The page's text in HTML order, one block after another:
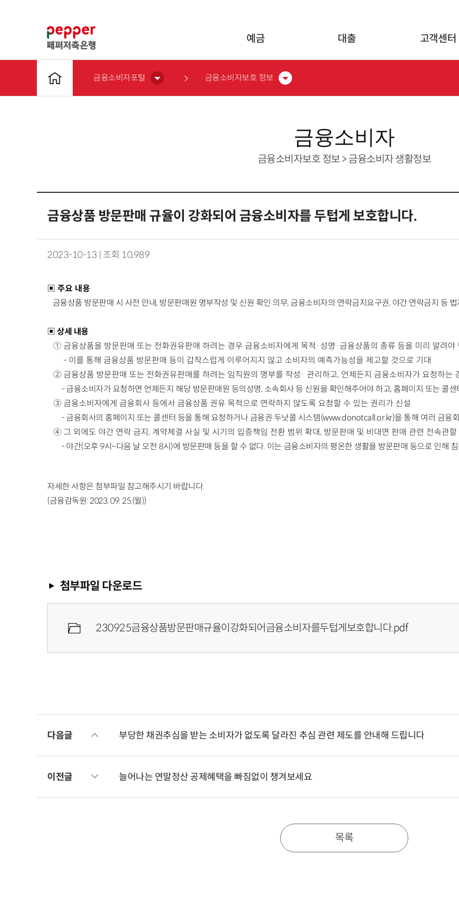
예금 대출 고객센터
금융소비자포털 금융소비자보호 정보
금융소비자
금융소비자보호 정보 > 금융소비자 생활정보
금융상품 방문판매 규율이 강화되어 금융소비자를 두텁게 보호합니다.
2023-10-13 | 조회 10,989
▣ 주요 내용
금융상품 방문판매 시 사전 안내, 방문판매원 명부작성 및 신원 확인 의무, 금융소비자의 연락금지요구권, 야간 연락금지 등
▣ 상세 내용
① 금융상품을 방문판매 또는 전화권유판매 하려는 경우 금융소비자에게 목적·성명·금융상품의 종류 등을 미리 알려야
- 이를 통해 금융상품 방문판매 등이 갑작스럽게 이루어지지 않고 소비자의 예측가능성을 제고할 것으로 기대
② 금융상품 방문판매 또는 전화권유판매를 하려는 임직원의 명부를 작성· 관리하고, 언제든지 금융소비자가 요청하는
-금융소비자가 요청하면 언제든지 해당 방문판매원 등의성명, 소속회사 등 신원을 확인해주어야 하고, 홈페이지 또는 콜
③ 금융소비자에게 금융회사 등에서 금융상품 권유 목적으로 연락하지 않도록 요청할 수 있는 권리가 신설
-금융회사의 홈페이지 또는 콜센터 등을 통해 요청하거나 금융권 두낫콜 시스템(www.donotcall.or.kr)을 통해 여러 금융
④ 그 외에도 야간 연락 금지, 계약체결 사실 및 시기의 입증책임 전환 범위 확대, 방문판매 및 비대면 판매 관련 전속관할
-야간(오후 9시~다음 날 오전 8시)에 방문판매 등을 할 수 없다. 이는 금융소비자의 평온한 생활을 방문판매 등으로 인해
자세한 사항은 첨부파일 참고해주시기 바랍니다.
(금융감독원: 2023. 09. 25.(월))
첨부파일 다운로드
230925금융상품방문판매규율이강화되어금융소비자를두텁게보호합니다.pdf
다음글 부당한 채권추심을 받는 소비자가 없도록 달라진 추심 관련 제도를 안내해 드립니다
이전글 늘어나는 연말정산 공제혜택을 빠짐없이 챙겨보세요
목록